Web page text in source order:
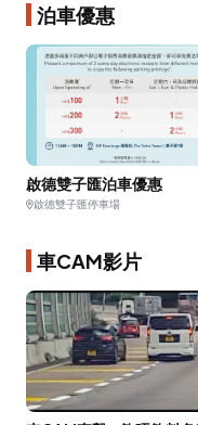
泊車優惠
啟德雙子匯泊車優惠
啟德雙子匯停車場
車CAM影片